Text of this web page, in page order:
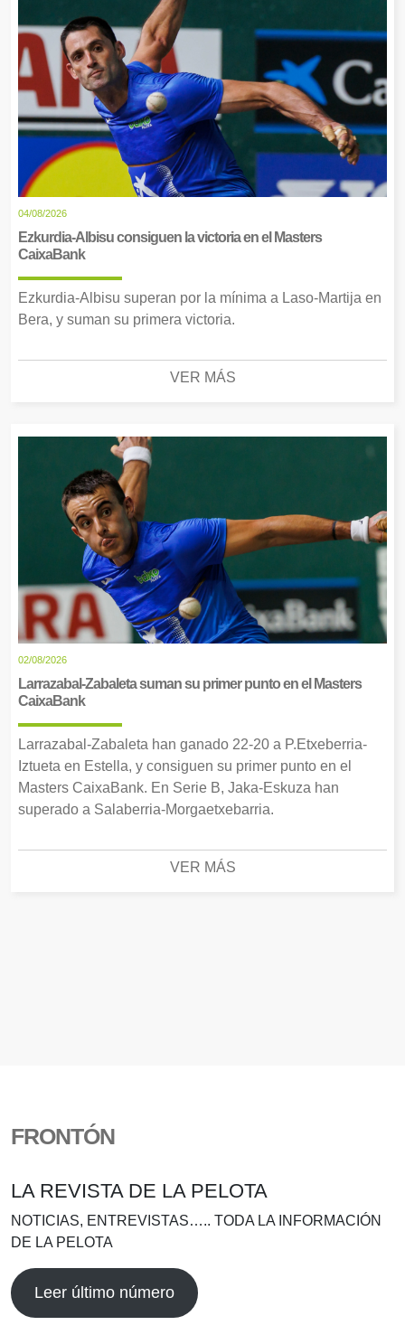
04/08/2026
Ezkurdia-Albisu consiguen la victoria en el Masters
CaixaBank
Ezkurdia-Albisu superan por la mínima a Laso-Martija en
Bera, y suman su primera victoria.
VER MÁS
02/08/2026
Larrazabal-Zabaleta suman su primer punto en el Masters
CaixaBank
Larrazabal-Zabaleta han ganado 22-20 a P.Etxeberria-
Iztueta en Estella, y consiguen su primer punto en el
Masters CaixaBank. En Serie B, Jaka-Eskuza han
superado a Salaberria-Morgaetxebarria.
VER MÁS
FRONTÓN
LA REVISTA DE LA PELOTA
NOTICIAS, ENTREVISTAS….. TODA LA INFORMACIÓN
DE LA PELOTA
Leer último número